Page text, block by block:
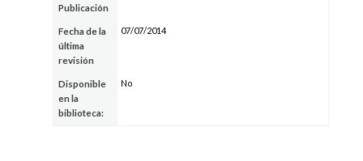
Publicación
Fecha de la
última
revisión
07/07/2014
Disponible
en la
biblioteca:
No